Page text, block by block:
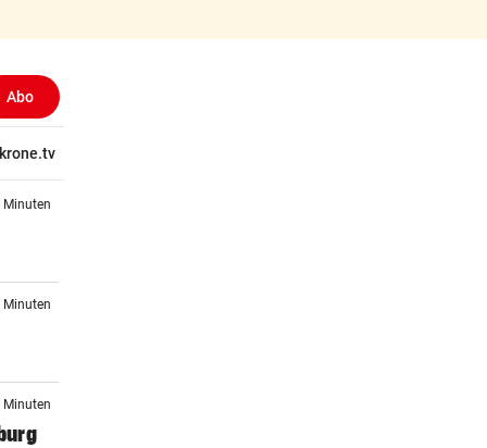
Abo
krone.tv
Minuten
Minuten
Minuten